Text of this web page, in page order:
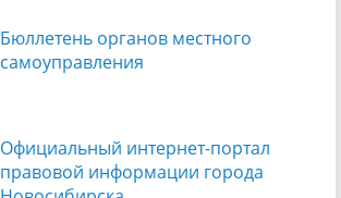
Бюллетень органов местного
самоуправления
Официальный интернет-портал
правовой информации города